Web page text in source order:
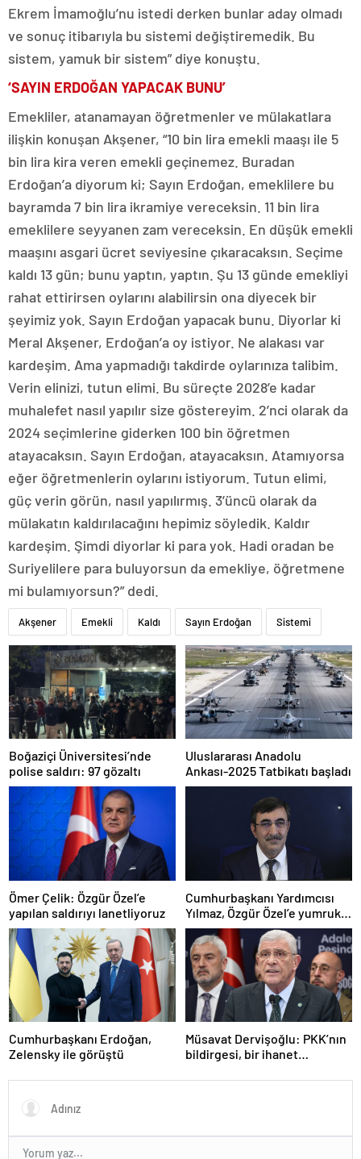
Ekrem İmamoğlu’nu istedi derken bunlar aday olmadı
ve sonuç itibarıyla bu sistemi değiştiremedik. Bu
sistem, yamuk bir sistem” diye konuştu.
‘SAYIN ERDOĞAN YAPACAK BUNU’
Emekliler, atanamayan öğretmenler ve mülakatlara
ilişkin konuşan Akşener, “10 bin lira emekli maaşı ile 5
bin lira kira veren emekli geçinemez. Buradan
Erdoğan’a diyorum ki; Sayın Erdoğan, emeklilere bu
bayramda 7 bin lira ikramiye vereceksin. 11 bin lira
emeklilere seyyanen zam vereceksin. En düşük emekli
maaşını asgari ücret seviyesine çıkaracaksın. Seçime
kaldı 13 gün; bunu yaptın, yaptın. Şu 13 günde emekliyi
rahat ettirirsen oylarını alabilirsin ona diyecek bir
şeyimiz yok. Sayın Erdoğan yapacak bunu. Diyorlar ki
Meral Akşener, Erdoğan’a oy istiyor. Ne alakası var
kardeşim. Ama yapmadığı takdirde oylarınıza talibim.
Verin elinizi, tutun elimi. Bu süreçte 2028’e kadar
muhalefet nasıl yapılır size göstereyim. 2’nci olarak da
2024 seçimlerine giderken 100 bin öğretmen
atayacaksın. Sayın Erdoğan, atayacaksın. Atamıyorsa
eğer öğretmenlerin oylarını istiyorum. Tutun elimi,
güç verin görün, nasıl yapılırmış. 3’üncü olarak da
mülakatın kaldırılacağını hepimiz söyledik. Kaldır
kardeşim. Şimdi diyorlar ki para yok. Hadi oradan be
Suriyelilere para buluyorsun da emekliye, öğretmene
mi bulamıyorsun?” dedi.
Akşener Emekli Kaldı Sayın Erdoğan Sistemi
Boğaziçi Üniversitesi’nde
polise saldırı: 97 gözaltı
Uluslararası Anadolu
Ankası-2025 Tatbikatı başladı
Ömer Çelik: Özgür Özel’e
yapılan saldırıyı lanetliyoruz
Cumhurbaşkanı Yardımcısı
Yılmaz, Özgür Özel’e yumruklu
saldırıyı kınadı
Cumhurbaşkanı Erdoğan,
Zelensky ile görüştü
Müsavat Dervişoğlu: PKK’nın
bildirgesi, bir ihanet